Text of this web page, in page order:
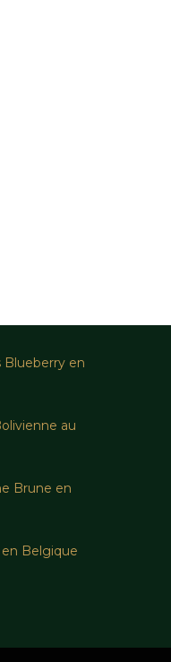
en
au
Brune en
Belgique